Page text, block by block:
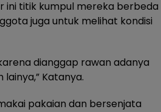
ini titik kumpul mereka berbeda
juga untuk melihat kondisi
dianggap rawan adanya
Katanya.
pakaian dan bersenjata